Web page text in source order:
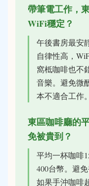
帶筆電工作，
WiFi穩定？
午後書房最安
自律性高，
窩柢咖啡也不
音樂。避免微
本不適合工作。
東區咖啡廳的
免被貴到？
平均一杯咖啡
400台幣。避
如果手沖咖啡